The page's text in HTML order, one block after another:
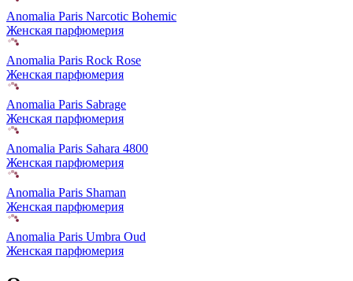
Anomalia Paris Narcotic Bohemic
Женская парфюмерия
Anomalia Paris Rock Rose
Женская парфюмерия
Anomalia Paris Sabrage
Женская парфюмерия
Anomalia Paris Sahara 4800
Женская парфюмерия
Anomalia Paris Shaman
Женская парфюмерия
Anomalia Paris Umbra Oud
Женская парфюмерия